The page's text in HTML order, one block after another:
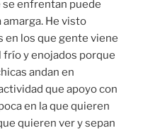
se enfrentan puede
He visto
en los que gente viene
y enojados porque
andan en
que apoyo con
en la que quieren
quieren ver y sepan